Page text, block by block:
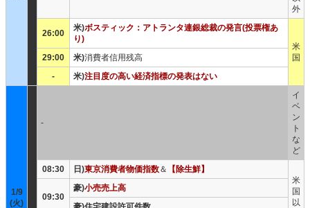
外
26:00
米)ボスティック：アトランタ連銀総裁の発言(投票権あ
り)
米
国
29:00 米)消費者信用残高
-
米)注目度の高い経済指標の発表はない
1/9
(火)
-
イ
ベ
ン
ト
な
ど
08:30
日)東京消費者物価指数＆
【除生鮮】
米
国
以
09:30
豪)小売売上高